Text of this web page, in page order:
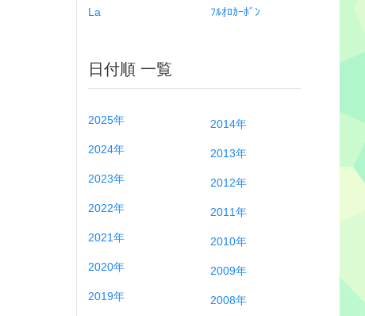
La
ﾌﾙｵﾛｶｰﾎﾞﾝ
日付順 一覧
2025年
2024年
2023年
2022年
2021年
2020年
2019年
2014年
2013年
2012年
2011年
2010年
2009年
2008年